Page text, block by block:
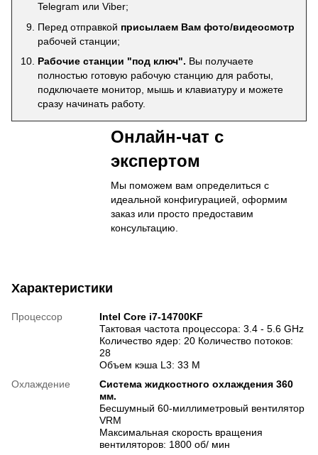
Telegram или Viber;
Перед отправкой присылаем Вам фото/видеосмотр
рабочей станции;
Рабочие станции "под ключ". Вы получаете
полностью готовую рабочую станцию для работы,
подключаете монитор, мышь и клавиатуру и можете
сразу начинать работу.
Онлайн-чат с
экспертом
Мы поможем вам определиться с
идеальной конфигурацией, оформим
заказ или просто предоставим
консультацию.
Характеристики
Процессор
Intel Core i7-14700KF
Тактовая частота процессора: 3.4 - 5.6 GHz
Количество ядер: 20 Количество потоков:
28
Объем кэша L3: 33 М
Охлаждение
Система жидкостного охлаждения 360
мм.
Бесшумный 60-миллиметровый вентилятор
VRM
Максимальная скорость вращения
вентиляторов: 1800 об/ мин